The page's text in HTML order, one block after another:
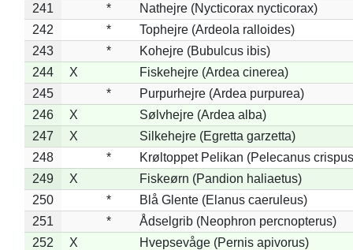
241
*
Nathejre (Nycticorax nycticorax)
242
*
Tophejre (Ardeola ralloides)
243
*
Kohejre (Bubulcus ibis)
244
X
Fiskehejre (Ardea cinerea)
245
*
Purpurhejre (Ardea purpurea)
246
X
Sølvhejre (Ardea alba)
247
X
Silkehejre (Egretta garzetta)
248
*
Krøltoppet Pelikan (Pelecanus
249
X
Fiskeørn (Pandion haliaetus)
250
*
Blå Glente (Elanus caeruleus)
251
*
Ådselgrib (Neophron percnopterus)
252
X
Hvepsevåge (Pernis apivorus)